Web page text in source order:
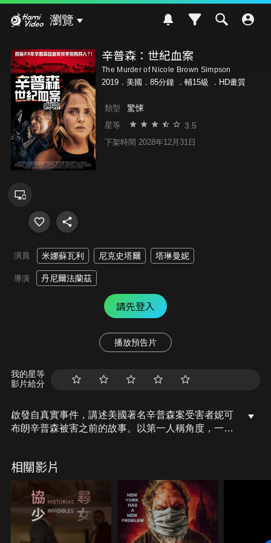
瀏覽
辛普森：世紀血案
The Murder of Nicole Brown Simpson
2019．美國．85分鐘 ． 輔15級 ．HD畫質
類型 驚悚
星等 3.5
下架時間 2028年12月31日
演員 米娜蘇瓦利 尼克史塔爾 塔琳曼妮
導演 丹尼爾法蘭茲
請先登入
播放預告片
我的星等
影片給分
啟發自真實事件，講述美國著名辛普森案受害者妮可
布朗辛普森被害之前的故事。以第一人稱角度，一探
相關影片